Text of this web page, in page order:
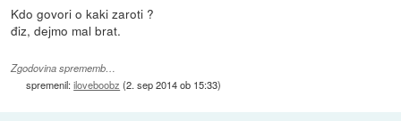
Kdo govori o kaki zaroti ?
điz, dejmo mal brat.
Zgodovina sprememb…
spremenil:iloveboobz (2. sep 2014 ob 15:33)